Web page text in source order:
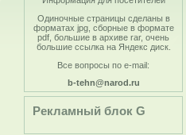
Одиночные страницы сделаны в
форматах jpg, сборные в формате
pdf, большие в архиве rar, очень
большие ссылка на Яндекс диск.
Все вопросы по e-mail:
b-tehn@narod.ru
Рекламный блок G